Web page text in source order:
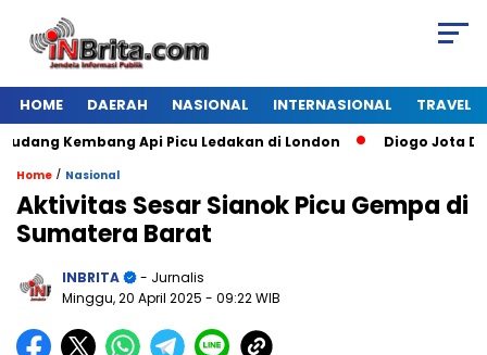
HOME DAERAH NASIONAL INTERNASIONAL TRAVEL
Kembang Api Picu Ledakan di London Diogo Jota Dies
Home / Nasional
Aktivitas Sesar Sianok Picu Gempa di
Sumatera Barat
INBRITA
- Jurnalis
Minggu, 20 April 2025 - 09:22 WIB